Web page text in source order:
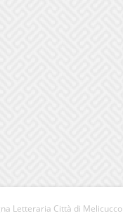
Letteraria Città di Melicucco